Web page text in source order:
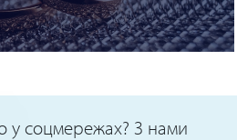
у соцмережах? З нами